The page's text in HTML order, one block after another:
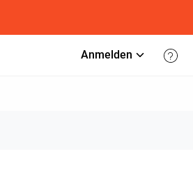
Anmelden